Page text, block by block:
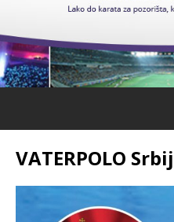
VATERPOLO